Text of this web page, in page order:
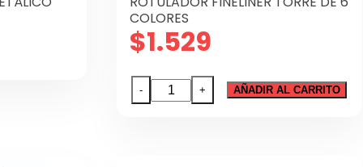
COLORES
$1.529
-
ROTULADOR
FINELINER
+ AÑADIR AL CARRITO